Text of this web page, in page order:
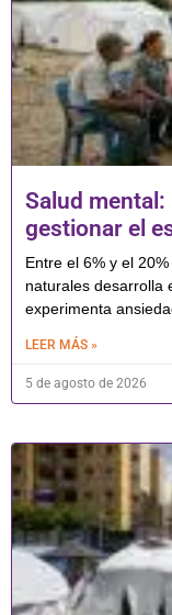
Salud mental:
gestionar el
Entre el 6% y el
naturales desarrolla
experimenta
LEER MÁS »
5 de agosto de 2026